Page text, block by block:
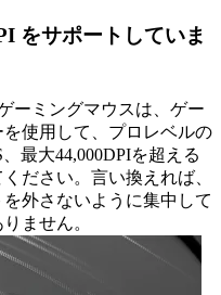
をサポートしていま
ーミングマウスは、ゲー
使用して、プロレベルの
最大44,000DPIを超える
ださい。言い換えれば、
外さないように集中して
ません。